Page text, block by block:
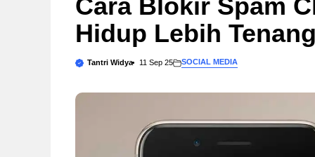
Cara Blokir Spam
Hidup Lebih Tenang
Tantri Widya 11 Sep 25 SOCIAL MEDIA